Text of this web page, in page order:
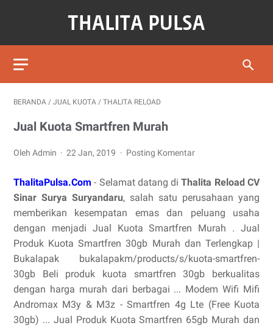
BERANDA / JUAL KUOTA / THALITA RELOAD
Jual Kuota Smartfren Murah
Oleh Admin 22 Jan, 2019 Posting Komentar
ThalitaPulsa.Com - Selamat datang diThalita Reload CV
Sinar Surya Suryandaru, salah satu perusahaan yang
memberikan kesempatan emas dan peluang usaha
dengan menjadi Jual Kuota Smartfren Murah . Jual
Produk Kuota Smartfren 30gb Murah dan Terlengkap |
Bukalapak bukalapakm/products/s/kuota-smartfren-
30gb Beli produk kuota smartfren 30gb berkualitas
dengan harga murah dari berbagai ... Modem Wifi Mifi
Andromax M3y & M3z - Smartfren 4g Lte (Free Kuota
30gb) ... Jual Produk Kuota Smartfren 65gb Murah dan